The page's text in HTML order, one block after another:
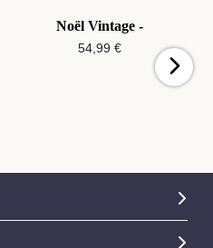
Noël Vintage -
54,99 €